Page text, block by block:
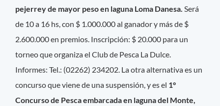
pejerrey de mayor peso en laguna Loma Danesa.Será
de 10 a 16 hs, con $ 1.000.000 al ganador y más de $
2.600.000 en premios. Inscripción: $ 20.000 para un
torneo que organiza el Club de Pesca La Dulce.
Informes: Tel.: (02262) 234202. La otra alternativa es un
concurso que viene de una suspensión, y es el 1°
Concurso de Pesca embarcada en laguna del Monte,